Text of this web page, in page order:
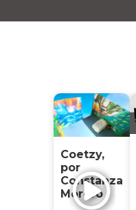
Coetzy,
por
Constanza
Morero